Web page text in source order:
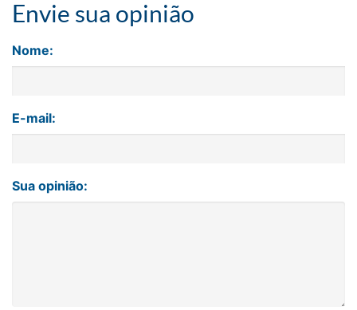
Envie sua opinião
Nome:
E-mail:
Sua opinião: